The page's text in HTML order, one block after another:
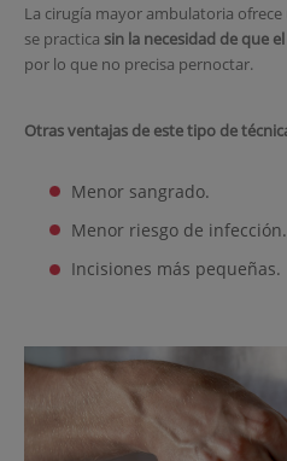
La cirugía mayor ambulatoria
se practica sin la necesidad de que
por lo que no precisa pernoctar.
Otras ventajas de este tipo de
Menor sangrado.
Menor riesgo de infección.
Incisiones más pequeñas.